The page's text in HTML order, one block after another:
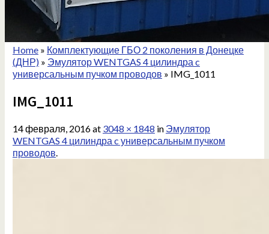
Home» Комплектующие ГБО 2 поколения в Донецке
(ДНР)» Эмулятор WENTGAS 4 цилиндра c
универсальным пучком проводов » IMG_1011
IMG_1011
14 февраля, 2016at 3048 × 1848 in Эмулятор
WENTGAS 4 цилиндра c универсальным пучком
проводов.